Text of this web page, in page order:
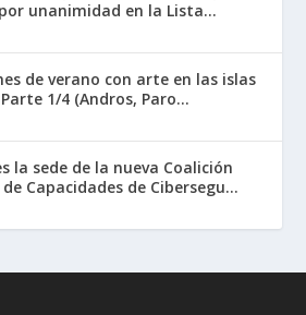
unanimidad en la Lista...
de verano con arte en las islas
1/4 (Andros, Paro...
la sede de la nueva Coalición
Capacidades de Cibersegu...